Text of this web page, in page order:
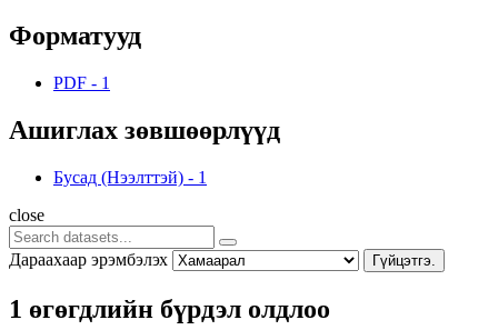
Форматууд
PDF - 1
Ашиглах зөвшөөрлүүд
Бусад (Нээлттэй) - 1
close
Дараахаар эрэмбэлэх Гүйцэтгэ.
1 өгөгдлийн бүрдэл олдлоо